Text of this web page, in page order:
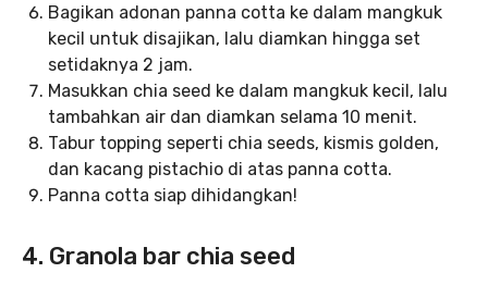
Bagikan adonan panna cotta ke dalam mangkuk
kecil untuk disajikan, lalu diamkan hingga set
setidaknya 2 jam.
Masukkan chia seed ke dalam mangkuk kecil, lalu
tambahkan air dan diamkan selama 10 menit.
Tabur topping seperti chia seeds, kismis golden,
dan kacang pistachio di atas panna cotta.
Panna cotta siap dihidangkan!
4. Granola bar chia seed